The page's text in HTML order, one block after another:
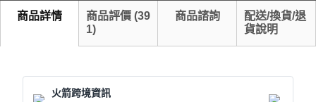
商品詳情 商品評價 (39
1)
商品諮詢
配送/換貨/退
貨說明
火箭跨境資訊